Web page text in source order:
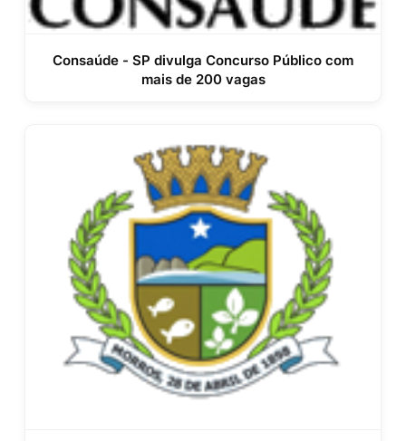
Consaúde - SP divulga Concurso Público com
mais de 200 vagas